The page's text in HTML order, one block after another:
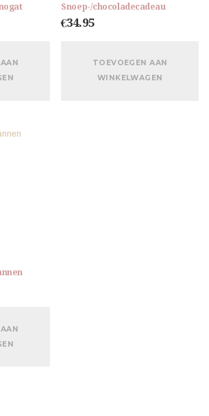
Snoep-/chocoladecadeau
€34.95
TOEVOEGEN AAN
WINKELWAGEN